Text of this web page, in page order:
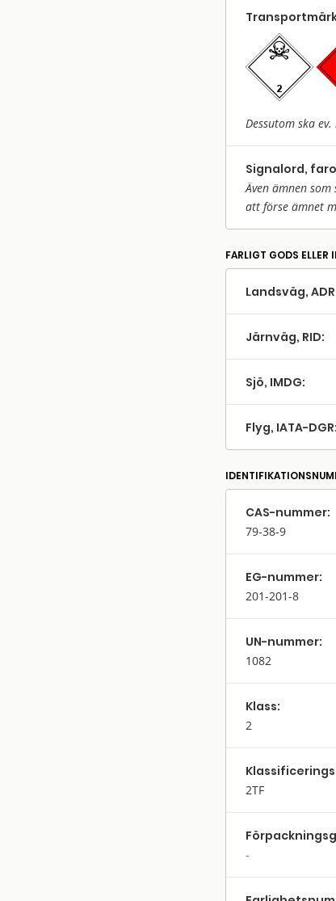
Dessutom ska
Signalord,
Även ämnen
att förse ämnet
FARLIGT GODS ELLER
Landsväg,
Järnväg, RID:
Sjö, IMDG:
Flyg, IATA-DGR:
CAS-nummer:
79-38-9
EG-nummer:
201-201-8
UN-nummer:
1082
Klass:
2
2TF